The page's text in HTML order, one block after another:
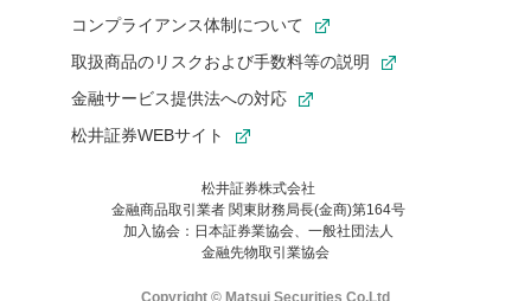
コンプライアンス体制について
取扱商品のリスクおよび手数料等の説明
金融サービス提供法への対応
松井証券WEBサイト
松井証券株式会社
金融商品取引業者 関東財務局長(金商)第164号
加入協会：日本証券業協会、一般社団法人
金融先物取引業協会
Copyright © Matsui Securities Co,Ltd
お気に入り機能は松井証券の会員限定の機能です。
お気に入り登録いただくと、後からいつでもお気に入りのコンテ
ンツを一覧でご確認いただけます。
ご利用いただくには口座開設が必要です。